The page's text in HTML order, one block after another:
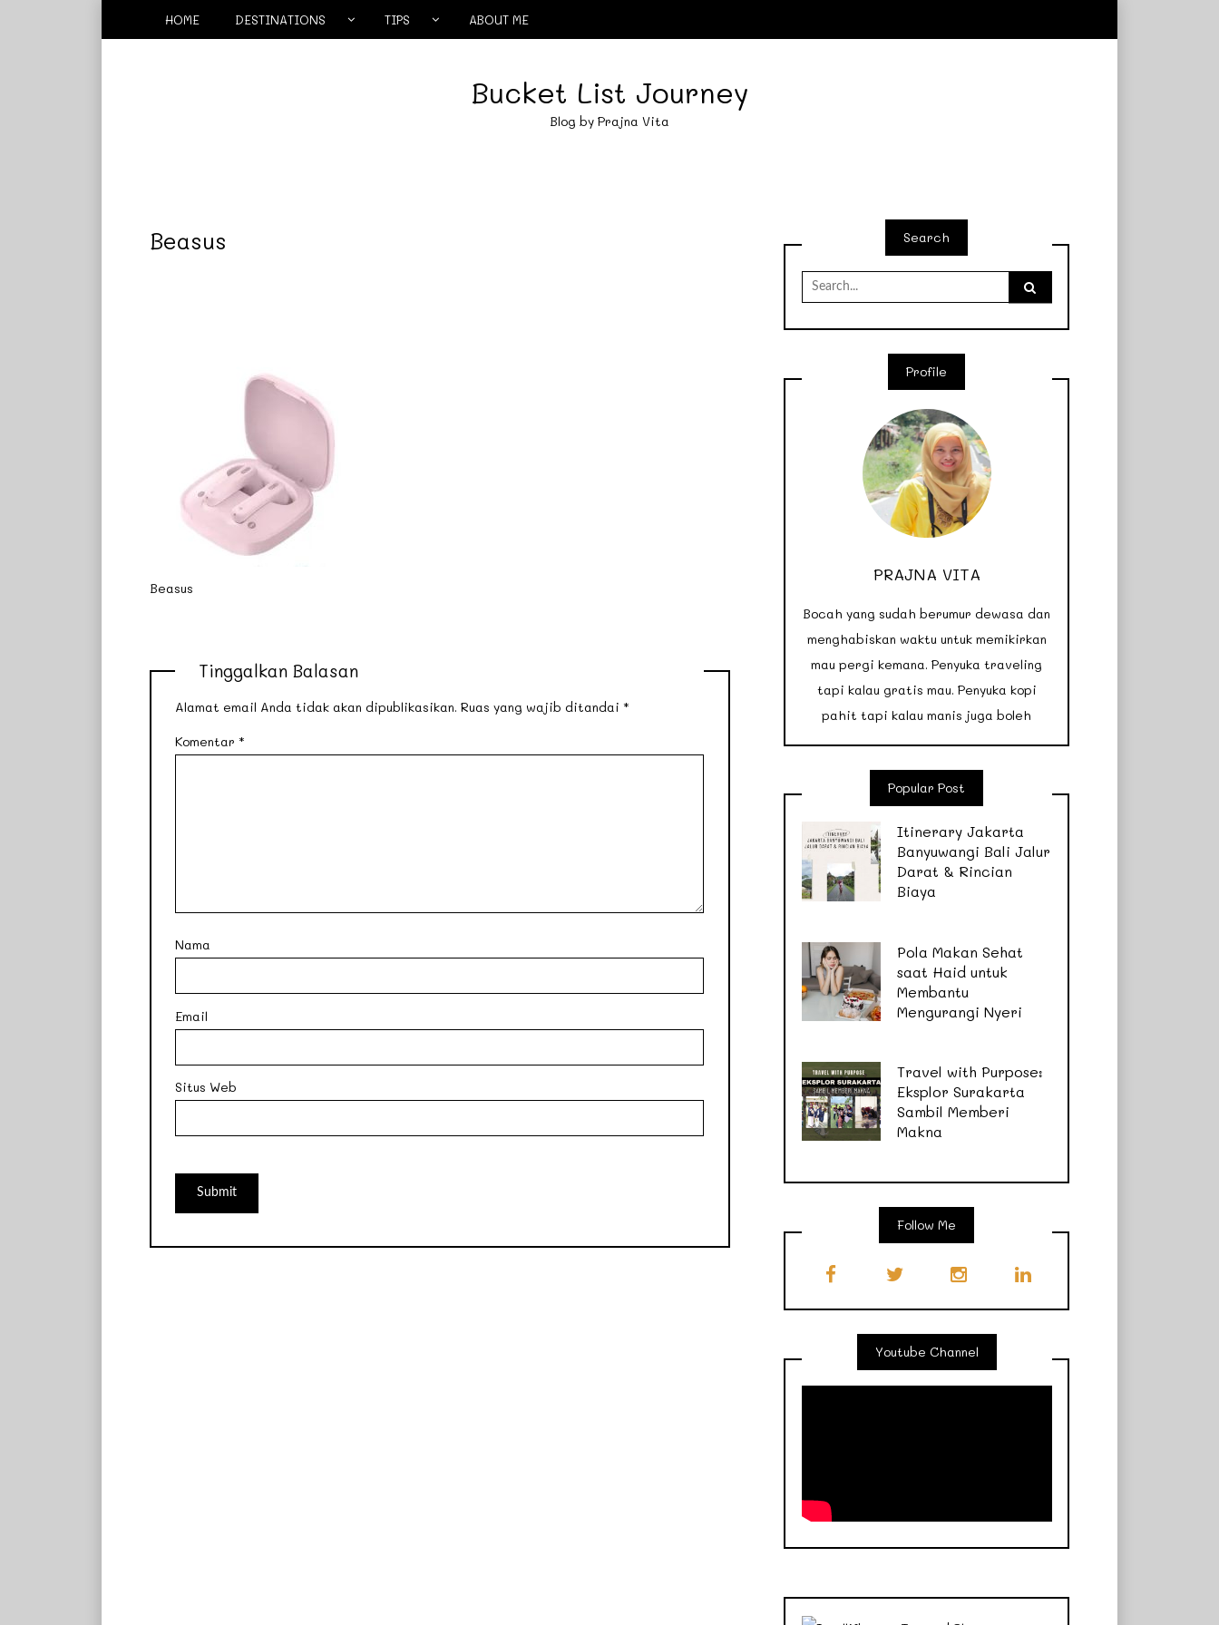
HOME DESTINATIONS TIPS ABOUT ME
Bucket List Journey
Blog by Prajna Vita
Beasus
Beasus
Tinggalkan Balasan
Alamat email Anda tidak akan dipublikasikan. Ruas yang wajib ditandai *
Komentar *
Nama
Email
Situs Web
Search
Search
for:
Profile
PRAJNA VITA
Bocah yang sudah berumur dewasa dan
menghabiskan waktu untuk memikirkan
mau pergi kemana. Penyuka traveling
tapi kalau gratis mau. Penyuka kopi
pahit tapi kalau manis juga boleh
Popular Post
Itinerary Jakarta
Banyuwangi Bali Jalur
Darat & Rincian
Biaya
Pola Makan Sehat
saat Haid untuk
Membantu
Mengurangi Nyeri
Travel with Purpose:
Eksplor Surakarta
Sambil Memberi
Makna
Follow Me
Youtube Channel